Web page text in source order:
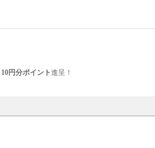
10円分ポイント進呈！